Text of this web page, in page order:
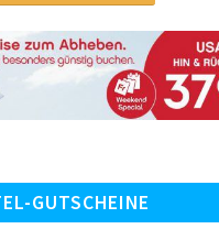
GUTSCHEINE